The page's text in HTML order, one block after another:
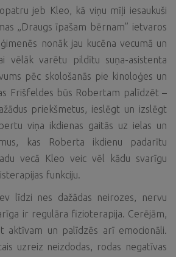
jeb Kleo, kā viņu mīļi iesaukuši
„Draugs īpašam bērnam” ietvaros
nonāk jau kucēna vecumā un
vēlāk varētu pildītu suņa-asistenta
pēc skološanās pie kinoloģes un
Frišfeldes būs Robertam palīdzēt –
priekšmetus, ieslēgt un izslēgt
viņa ikdienas gaitās uz ielas un
kas Roberta ikdienu padarītu
vecā Kleo veic vēl kādu svarīgu
funkciju.
līdzi nes dažādas neirozes, nervu
ir regulāra fizioterapija. Cerējām,
aktīvam un palīdzēs arī emocionāli.
uzreiz neizdodas, rodas negatīvas